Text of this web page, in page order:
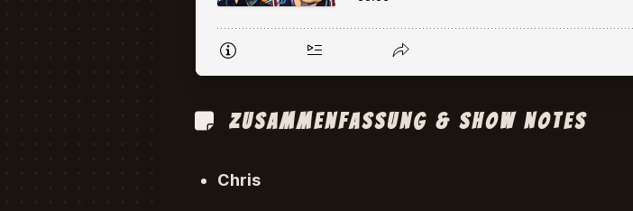
Zusammenfassung & Show Notes
Chris